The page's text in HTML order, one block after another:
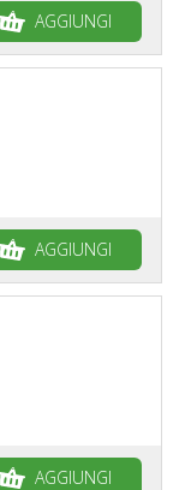
AGGIUNGI
AGGIUNGI
AGGIUNGI